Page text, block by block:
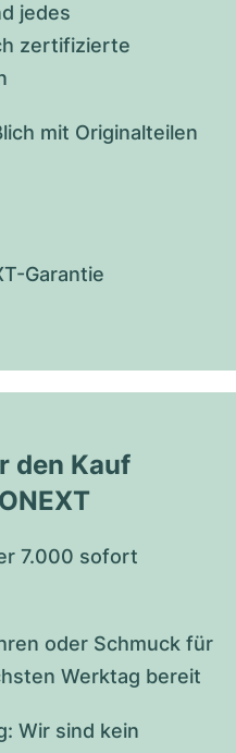
jedes
zertifizierte
mit Originalteilen
Garantie
den Kauf
7.000 sofort
oder Schmuck für
Werktag bereit
Wir sind kein